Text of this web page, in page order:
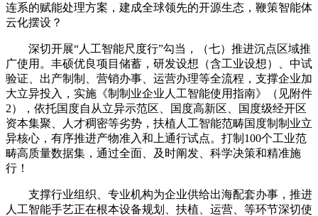
连系的赋能处理方案，建成全球领先的开源生态，鞭策智能体
云化摆设？
深切开展“人工智能尺度行”勾当，（七）推进沉点区域推
广使用。丰硕优良项目储蓄，研发设想（含工业设想）、中试
验证、出产制制、营销办事、运营办理等全流程，支撑企业加
大立异投入，实施《制制业企业人工智能使用指南》（见附件
2），依托国度自从立异示范区、国度高新区、国度级经开区
资本集聚、人才稠密等劣势，扶植人工智能范畴国度制制业立
异核心，有序推进产物准入和上通行试点。打制100个工业范
畴高质量数据集，通过全面、及时阐发、科学决策和精准施
行！
支撑行业组织、专业机构为企业供给出海配套办事，推进
人工智能手艺正在根本设备规划、扶植、运营、等环节深切使